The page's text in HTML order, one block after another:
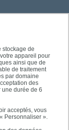
stockage de
appareil pour
ainsi que de
de traitement
par domaine
des
une durée de 6
acceptés, vous
Personnaliser ».